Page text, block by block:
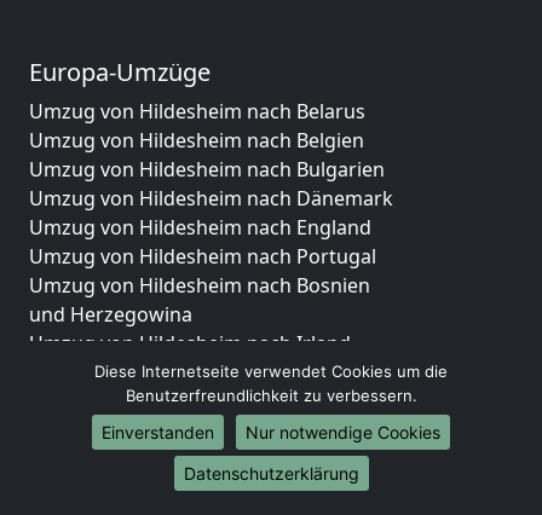
Europa-Umzüge
Umzug von Hildesheim nach Belarus
Umzug von Hildesheim nach Belgien
Umzug von Hildesheim nach Bulgarien
Umzug von Hildesheim nach Dänemark
Umzug von Hildesheim nach England
Umzug von Hildesheim nach Portugal
Umzug von Hildesheim nach Bosnien
und Herzegowina
Umzug von Hildesheim nach Irland
Umzug von Hildesheim nach Lettland
Umzug von Hildesheim nach Zypern
Umzug von Hildesheim nach Kroatien
Umzug von Hildesheim nach Estland
Umzug von Hildesheim nach Finnland
Diese Internetseite verwendet Cookies um die
Benutzerfreundlichkeit zu verbessern.
Einverstanden
Nur notwendige Cookies
Datenschutzerklärung